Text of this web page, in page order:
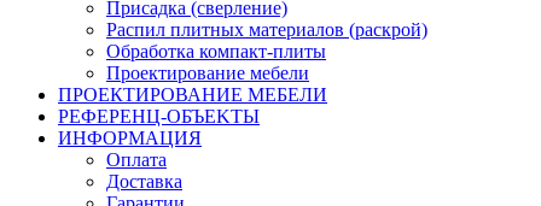
Присадка (сверление)
Распил плитных материалов (раскрой)
Обработка компакт-плиты
Проектирование мебели
ПРОЕКТИРОВАНИЕ МЕБЕЛИ
РЕФЕРЕНЦ-ОБЪЕKТЫ
ИНФОРМАЦИЯ
Оплата
Доставка